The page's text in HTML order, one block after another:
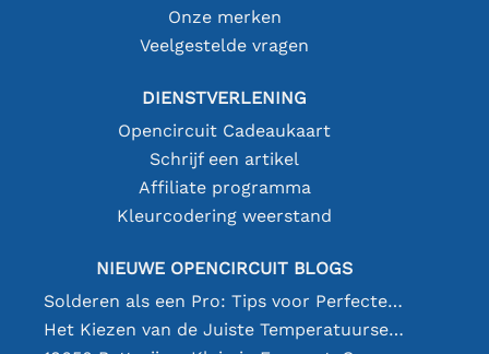
Onze merken
Veelgestelde vragen
DIENSTVERLENING
Opencircuit Cadeaukaart
Schrijf een artikel
Affiliate programma
Kleurcodering weerstand
NIEUWE OPENCIRCUIT BLOGS
Solderen als een Pro: Tips voor Perfecte Elektronische Verbindingen
Het Kiezen van de Juiste Temperatuursensor [youtube]